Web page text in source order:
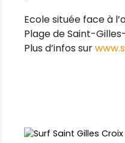
Ecole située face à
Plage de Saint-
Plus d’infos sur